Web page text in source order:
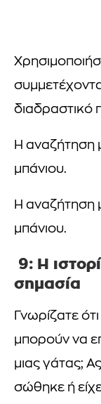
διαδραστικό
Η αναζήτηση
μπάνιου.
Η αναζήτηση
μπάνιου.
9: Η
σημασία
Γνωρίζατε
μπορούν να
μιας γάτας;
σώθηκε ή